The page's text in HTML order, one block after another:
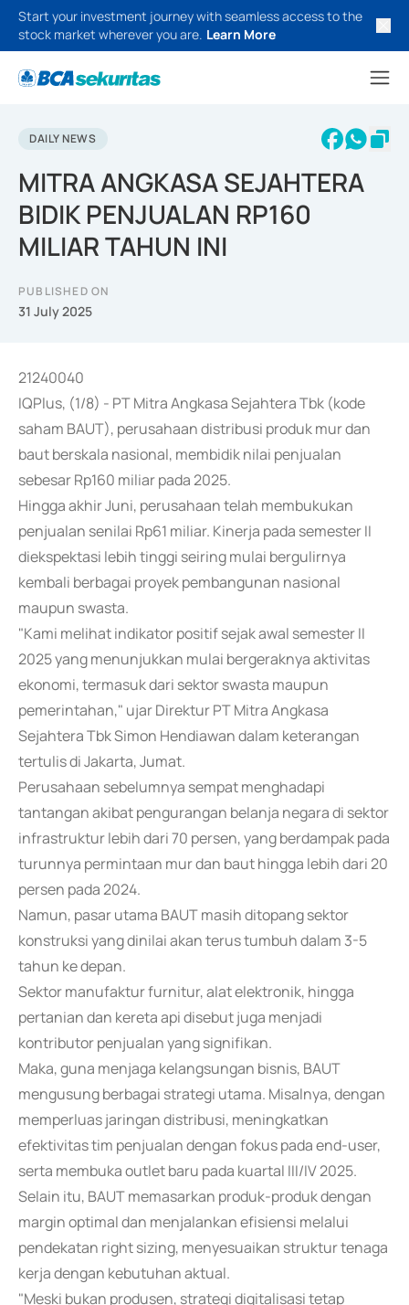
Start your investment journey with seamless access to the
stock market wherever you are. Learn More
DAILY NEWS
MITRA ANGKASA SEJAHTERA
BIDIK PENJUALAN RP160
MILIAR TAHUN INI
PUBLISHED ON
31 July 2025
21240040
IQPlus, (1/8) - PT Mitra Angkasa Sejahtera Tbk (kode
saham BAUT), perusahaan distribusi produk mur dan
baut berskala nasional, membidik nilai penjualan
sebesar Rp160 miliar pada 2025.
Hingga akhir Juni, perusahaan telah membukukan
penjualan senilai Rp61 miliar. Kinerja pada semester II
diekspektasi lebih tinggi seiring mulai bergulirnya
kembali berbagai proyek pembangunan nasional
maupun swasta.
"Kami melihat indikator positif sejak awal semester II
2025 yang menunjukkan mulai bergeraknya aktivitas
ekonomi, termasuk dari sektor swasta maupun
pemerintahan," ujar Direktur PT Mitra Angkasa
Sejahtera Tbk Simon Hendiawan dalam keterangan
tertulis di Jakarta, Jumat.
Perusahaan sebelumnya sempat menghadapi
tantangan akibat pengurangan belanja negara di sektor
infrastruktur lebih dari 70 persen, yang berdampak pada
turunnya permintaan mur dan baut hingga lebih dari 20
persen pada 2024.
Namun, pasar utama BAUT masih ditopang sektor
konstruksi yang dinilai akan terus tumbuh dalam 3-5
tahun ke depan.
Sektor manufaktur furnitur, alat elektronik, hingga
pertanian dan kereta api disebut juga menjadi
kontributor penjualan yang signifikan.
Maka, guna menjaga kelangsungan bisnis, BAUT
mengusung berbagai strategi utama. Misalnya, dengan
memperluas jaringan distribusi, meningkatkan
efektivitas tim penjualan dengan fokus pada end-user,
serta membuka outlet baru pada kuartal III/IV 2025.
Selain itu, BAUT memasarkan produk-produk dengan
margin optimal dan menjalankan efisiensi melalui
pendekatan right sizing, menyesuaikan struktur tenaga
kerja dengan kebutuhan aktual.
"Meski bukan produsen, strategi digitalisasi tetap